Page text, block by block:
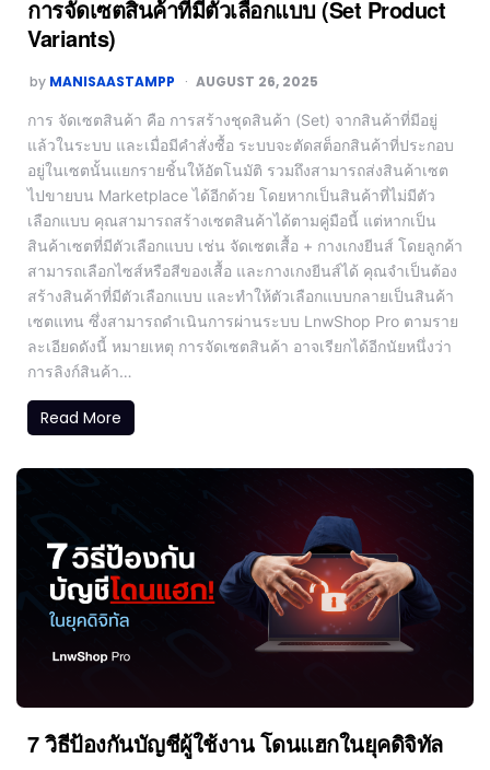
การจัดเซตสินค้าที่มีตัวเลือกแบบ (Set Product
Variants)
by MANISAASTAMPP AUGUST 26, 2025
การ จัดเซตสินค้า คือ การสร้างชุดสินค้า (Set) จากสินค้าที่มีอยู่
แล้วในระบบ และเมื่อมีคำสั่งซื้อ ระบบจะตัดสต็อกสินค้าที่ประกอบ
อยู่ในเซตนั้นแยกรายชิ้นให้อัตโนมัติ รวมถึงสามารถส่งสินค้าเซต
ไปขายบน Marketplace ได้อีกด้วย โดยหากเป็นสินค้าที่ไม่มีตัว
เลือกแบบ คุณสามารถสร้างเซตสินค้าได้ตามคู่มือนี้ แต่หากเป็น
สินค้าเซตที่มีตัวเลือกแบบ เช่น จัดเซตเสื้อ + กางเกงยีนส์ โดยลูกค้า
สามารถเลือกไซส์หรือสีของเสื้อ และกางเกงยีนส์ได้ คุณจำเป็นต้อง
สร้างสินค้าที่มีตัวเลือกแบบ และทำให้ตัวเลือกแบบกลายเป็นสินค้า
เซตแทน ซึ่งสามารถดำเนินการผ่านระบบ LnwShop Pro ตามราย
ละเอียดดังนี้ หมายเหตุ การจัดเซตสินค้า อาจเรียกได้อีกนัยหนึ่งว่า
การลิงก์สินค้า…
Read More
7 วิธีป้องกันบัญชีผู้ใช้งาน โดนแฮกในยุคดิจิทัล